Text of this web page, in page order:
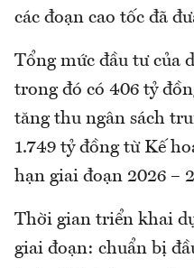
các đoạn cao tốc đã
Tổng mức đầu tư của
trong đó có 406 tỷ
tăng thu ngân sách
1.749 tỷ đồng từ Kế
hạn giai đoạn 2026 –
Thời gian triển khai
giai đoạn: chuẩn bị